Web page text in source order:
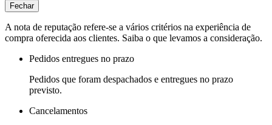
Fechar
A nota de reputação refere-se a vários critérios na experiência de
compra oferecida aos clientes. Saiba o que levamos a consideração.
Pedidos entregues no prazo
Pedidos que foram despachados e entregues no prazo
previsto.
Cancelamentos